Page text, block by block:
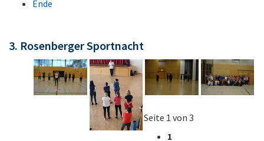
Ende
3. Rosenberger Sportnacht
Seite 1 von 3
1